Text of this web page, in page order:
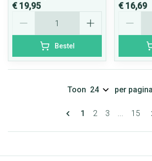
€ 19,95
Bestel
€ 16,69
Pagina's
U lees momenteel
1 Pagina
2 Pagina
3 ... 15
Toon per pagina